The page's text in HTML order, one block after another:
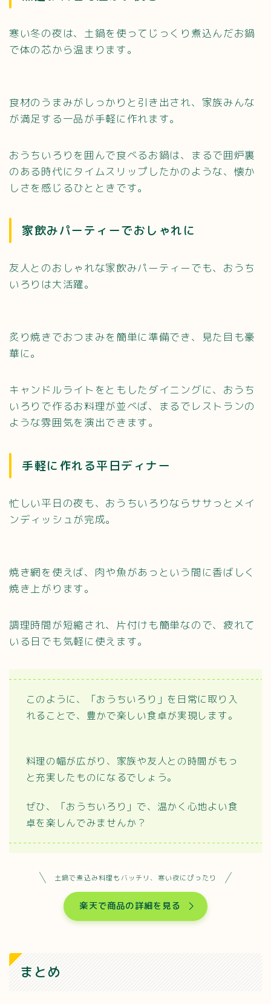
寒い冬の夜は、土鍋を使ってじっくり煮込んだお鍋
で体の芯から温まります。
食材のうまみがしっかりと引き出され、家族みんな
が満足する一品が手軽に作れます。
おうちいろりを囲んで食べるお鍋は、まるで囲炉裏
のある時代にタイムスリップしたかのような、懐か
しさを感じるひとときです。
家飲みパーティーでおしゃれに
友人とのおしゃれな家飲みパーティーでも、おうち
いろりは大活躍。
炙り焼きでおつまみを簡単に準備でき、見た目も豪
華に。
キャンドルライトをともしたダイニングに、おうち
いろりで作るお料理が並べば、まるでレストランの
ような雰囲気を演出できます。
手軽に作れる平日ディナー
忙しい平日の夜も、おうちいろりならササっとメイ
ンディッシュが完成。
焼き網を使えば、肉や魚があっという間に香ばしく
焼き上がります。
調理時間が短縮され、片付けも簡単なので、疲れて
いる日でも気軽に使えます。
このように、「おうちいろり」を日常に取り入
れることで、豊かで楽しい食卓が実現します。
料理の幅が広がり、家族や友人との時間がもっ
と充実したものになるでしょう。
ぜひ、「おうちいろり」で、温かく心地よい食
卓を楽しんでみませんか？
土鍋で煮込み料理もバッチリ、寒い夜にぴったり
楽天で商品の詳細を見る
まとめ